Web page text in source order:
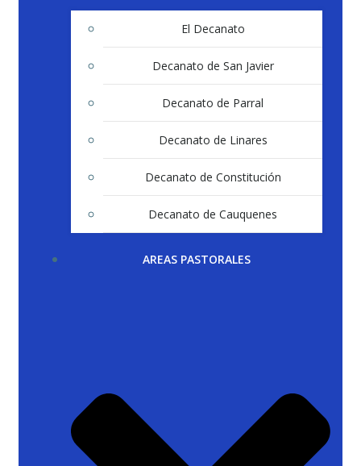
El Decanato
Decanato de San Javier
Decanato de Parral
Decanato de Linares
Decanato de Constitución
Decanato de Cauquenes
AREAS PASTORALES